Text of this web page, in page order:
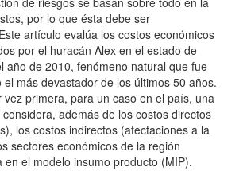
por lo que ésta debe ser
artículo evalúa los costos económicos
por el huracán Alex en el estado de
año de 2010, fenómeno natural que fue
más devastador de los últimos 50 años.
vez primera, para un caso en el país, una
además de los costos directos
los costos indirectos (afectaciones a la
sectores económicos de la región
en el modelo insumo producto (MIP).